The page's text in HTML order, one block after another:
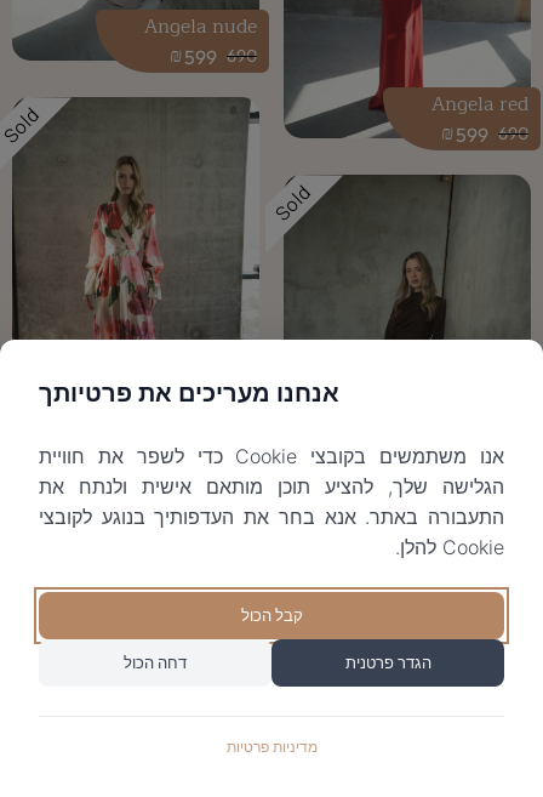
690
599
₪
Angela red
690
599
₪
Angela nude
Sold
690
599
₪
Angela
Sold
849
790
₪
Sold
Sold
אנחנו מעריכים את פרטיותך
אנו משתמשים בקובצי Cookie כדי לשפר את חוויית
הגלישה שלך, להציע תוכן מותאם אישית ולנתח את
התעבורה באתר. אנא בחר את העדפותיך בנוגע לקובצי
Cookie להלן.
קבל הכול
הגדר פרטנית דחה הכול
מדיניות פרטיות